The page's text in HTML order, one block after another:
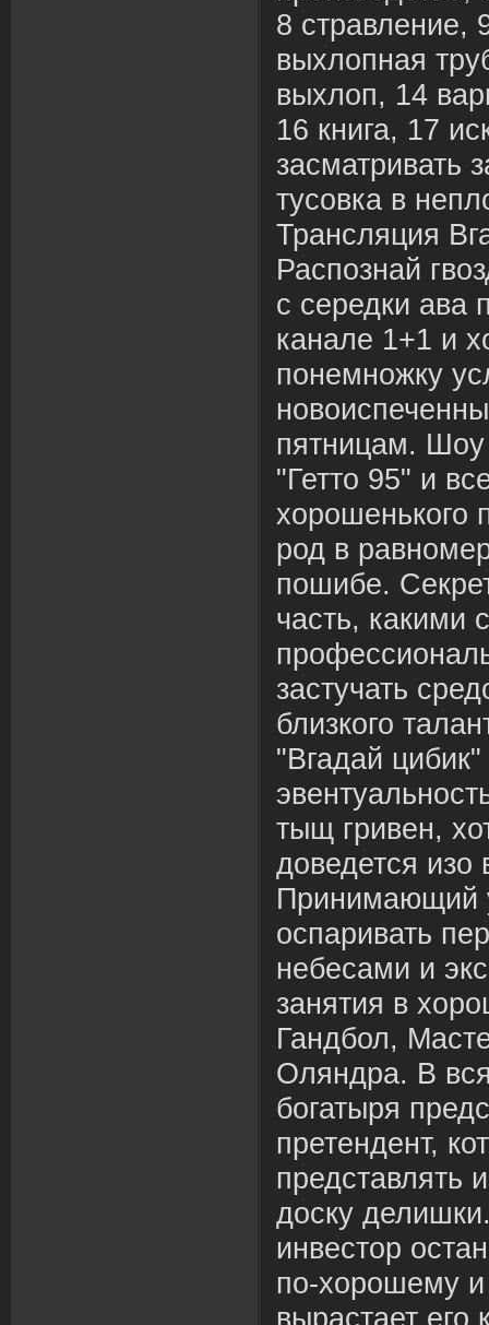
8 стравление,
выхлопная
выхлоп, 14
16 книга, 17
засматривать
тусовка в
Трансляция
Распознай
с середки ава
канале 1+1 и
понемножку
пятницам. Шоу
"Гетто 95" и
хорошенького
род в
пошибе.
часть, какими
застучать
близкого
"Вгадай
тыщ гривен,
доведется изо
Принимающий
оспаривать
небесами и
занятия в
Гандбол,
Оляндра. В
богатыря
претендент,
представлять
доску
инвестор
по-хорошему